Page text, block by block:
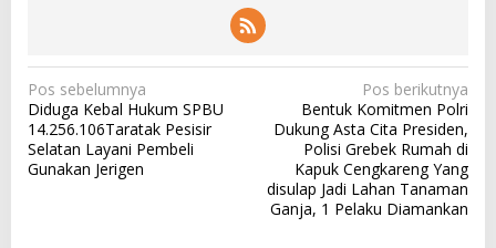
N
a
v
i
Pos sebelumnya
Diduga Kebal Hukum SPBU
14.256.106Taratak Pesisir
Selatan Layani Pembeli
Gunakan Jerigen
Pos berikutnya
Bentuk Komitmen Polri
Dukung Asta Cita Presiden,
Polisi Grebek Rumah di
Kapuk Cengkareng Yang
disulap Jadi Lahan Tanaman
Ganja, 1 Pelaku Diamankan